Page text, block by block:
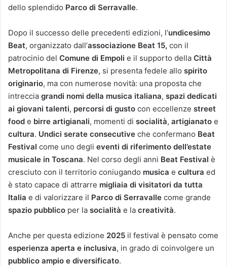
dello splendido Parco di Serravalle.
Dopo il successo delle precedenti edizioni, l’undicesimo
Beat, organizzato dall’associazione Beat 15, con il
patrocinio del Comune di Empoli e il supporto della Città
Metropolitana di Firenze, si presenta fedele allo spirito
originario, ma con numerose novità: una proposta che
intreccia grandi nomi della musica italiana, spazi dedicati
ai giovani talenti, percorsi di gusto con eccellenze street
food e birre artigianali, momenti di socialità, artigianato e
cultura. Undici serate consecutive che confermano Beat
Festival come uno degli eventi di riferimento dell’estate
musicale in Toscana. Nel corso degli anni Beat Festival è
cresciuto con il territorio coniugando musica e cultura ed
è stato capace di attrarre migliaia di visitatori da tutta
Italia e di valorizzare il Parco di Serravalle come grande
spazio pubblico per la socialità e la creatività.
Anche per questa edizione 2025 il festival è pensato come
esperienza aperta e inclusiva, in grado di coinvolgere un
pubblico ampio e diversificato.